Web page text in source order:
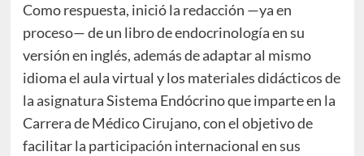
Como respuesta, inició la redacción —ya en
proceso— de un libro de endocrinología en su
versión en inglés, además de adaptar al mismo
idioma el aula virtual y los materiales didácticos de
la asignatura Sistema Endócrino que imparte en la
Carrera de Médico Cirujano, con el objetivo de
facilitar la participación internacional en sus